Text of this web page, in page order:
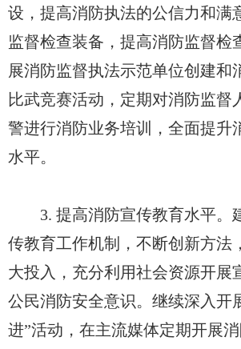
设，提高消防执法的公信力和满
监督检查装备，提高消防监督检
展消防监督执法示范单位创建和
比武竞赛活动，定期对消防监督
警进行消防业务培训，全面提升
水平。
3. 提高消防宣传教育水平。
传教育工作机制，不断创新方法
大投入，充分利用社会资源开展
公民消防安全意识。继续深入开
进”活动，在主流媒体定期开展